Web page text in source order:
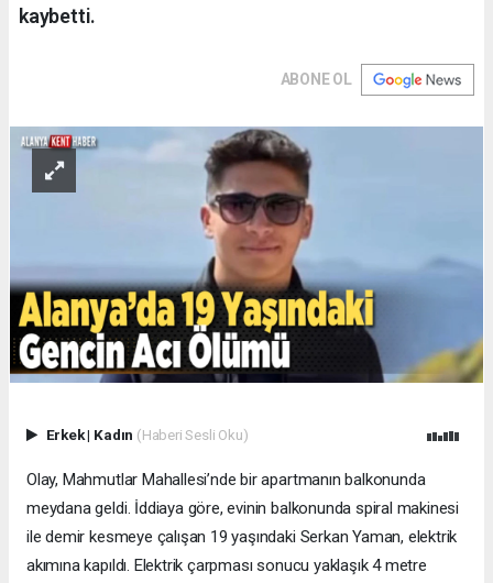
kaybetti.
ABONE OL
Erkek| Kadın (Haberi Sesli Oku)
Olay, Mahmutlar Mahallesi’nde bir apartmanın balkonunda
meydana geldi. İddiaya göre, evinin balkonunda spiral makinesi
ile demir kesmeye çalışan 19 yaşındaki Serkan Yaman, elektrik
akımına kapıldı. Elektrik çarpması sonucu yaklaşık 4 metre